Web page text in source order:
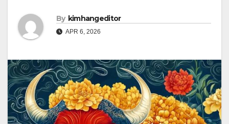
By kimhangeditor
APR 6, 2026